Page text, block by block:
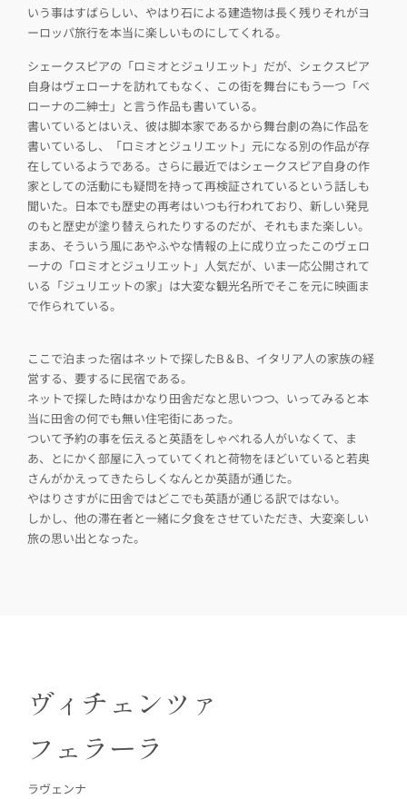
いう事はすばらしい、やはり石による建造物は長く残りそれがヨ
ーロッパ旅行を本当に楽しいものにしてくれる。
シェークスピアの「ロミオとジュリエット」だが、シェクスピア
自身はヴェローナを訪れてもなく、この街を舞台にもう一つ「ベ
ローナの二紳士」と言う作品も書いている。
書いているとはいえ、彼は脚本家であるから舞台劇の為に作品を
書いているし、「ロミオとジュリエット」元になる別の作品が存
在しているようである。さらに最近ではシェークスピア自身の作
家としての活動にも疑問を持って再検証されているという話しも
聞いた。日本でも歴史の再考はいつも行われており、新しい発見
のもと歴史が塗り替えられたりするのだが、それもまた楽しい。
まあ、そういう風にあやふやな情報の上に成り立ったこのヴェロ
ーナの「ロミオとジュリエット」人気だが、いま一応公開されて
いる「ジュリエットの家」は大変な観光名所でそこを元に映画ま
で作られている。
ここで泊まった宿はネットで探したB＆B、イタリア人の家族の経
営する、要するに民宿である。
ネットで探した時はかなり田舎だなと思いつつ、いってみると本
当に田舎の何でも無い住宅街にあった。
ついて予約の事を伝えると英語をしゃべれる人がいなくて、ま
あ、とにかく部屋に入っていてくれと荷物をほどいていると若奥
さんがかえってきたらしくなんとか英語が通じた。
やはりさすがに田舎ではどこでも英語が通じる訳ではない。
しかし、他の滞在者と一緒に夕食をさせていただき、大変楽しい
旅の思い出となった。
ヴィチェンツァ
フェラーラ
ラヴェンナ